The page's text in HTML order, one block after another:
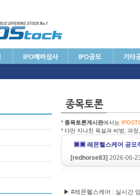
* 종목토론게시판에서는
* 다만 지나친 욕설과 비방, 과
▣▣ 레몬헬스케어 공모
[redhorse83] 2026-06-
▶ #레몬헬스케어 : 실시간